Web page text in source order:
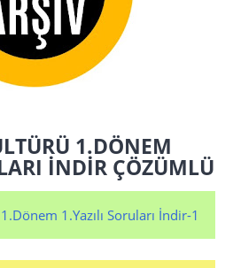
1.DÖNEM
İNDİR ÇÖZÜMLÜ
1.Yazılı Soruları İndir-1